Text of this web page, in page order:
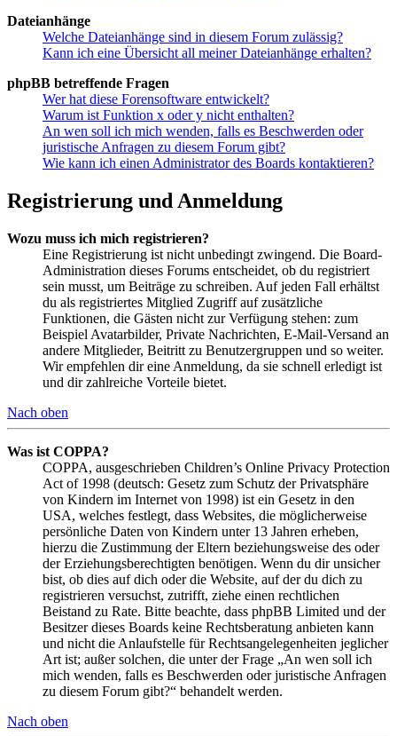
Dateianhänge
Welche Dateianhänge sind in diesem Forum zulässig?
Kann ich eine Übersicht all meiner Dateianhänge erhalten?
phpBB betreffende Fragen
Wer hat diese Forensoftware entwickelt?
Warum ist Funktion x oder y nicht enthalten?
An wen soll ich mich wenden, falls es Beschwerden oder
juristische Anfragen zu diesem Forum gibt?
Wie kann ich einen Administrator des Boards kontaktieren?
Registrierung und Anmeldung
Wozu muss ich mich registrieren?
Eine Registrierung ist nicht unbedingt zwingend. Die Board-
Administration dieses Forums entscheidet, ob du registriert
sein musst, um Beiträge zu schreiben. Auf jeden Fall erhältst
du als registriertes Mitglied Zugriff auf zusätzliche
Funktionen, die Gästen nicht zur Verfügung stehen: zum
Beispiel Avatarbilder, Private Nachrichten, E-Mail-Versand an
andere Mitglieder, Beitritt zu Benutzergruppen und so weiter.
Wir empfehlen dir eine Anmeldung, da sie schnell erledigt ist
und dir zahlreiche Vorteile bietet.
Nach oben
Was ist COPPA?
COPPA, ausgeschrieben Children’s Online Privacy Protection
Act of 1998 (deutsch: Gesetz zum Schutz der Privatsphäre
von Kindern im Internet von 1998) ist ein Gesetz in den
USA, welches festlegt, dass Websites, die möglicherweise
persönliche Daten von Kindern unter 13 Jahren erheben,
hierzu die Zustimmung der Eltern beziehungsweise des oder
der Erziehungsberechtigten benötigen. Wenn du dir unsicher
bist, ob dies auf dich oder die Website, auf der du dich zu
registrieren versuchst, zutrifft, ziehe einen rechtlichen
Beistand zu Rate. Bitte beachte, dass phpBB Limited und der
Besitzer dieses Boards keine Rechtsberatung anbieten kann
und nicht die Anlaufstelle für Rechtsangelegenheiten jeglicher
Art ist; außer solchen, die unter der Frage „An wen soll ich
mich wenden, falls es Beschwerden oder juristische Anfragen
zu diesem Forum gibt?“ behandelt werden.
Nach oben